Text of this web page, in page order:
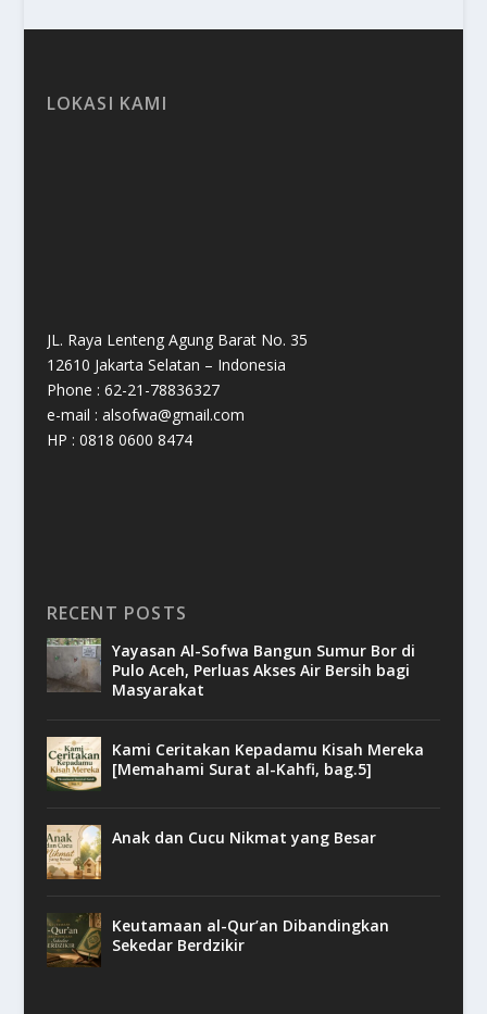
LOKASI KAMI
JL. Raya Lenteng Agung Barat No. 35
12610 Jakarta Selatan – Indonesia
Phone : 62-21-78836327
e-mail : alsofwa@gmail.com
HP : 0818 0600 8474
RECENT POSTS
Yayasan Al-Sofwa Bangun Sumur Bor di
Pulo Aceh, Perluas Akses Air Bersih bagi
Masyarakat
Kami Ceritakan Kepadamu Kisah Mereka
[Memahami Surat al-Kahfi, bag.5]
Anak dan Cucu Nikmat yang Besar
Keutamaan al-Qur’an Dibandingkan
Sekedar Berdzikir